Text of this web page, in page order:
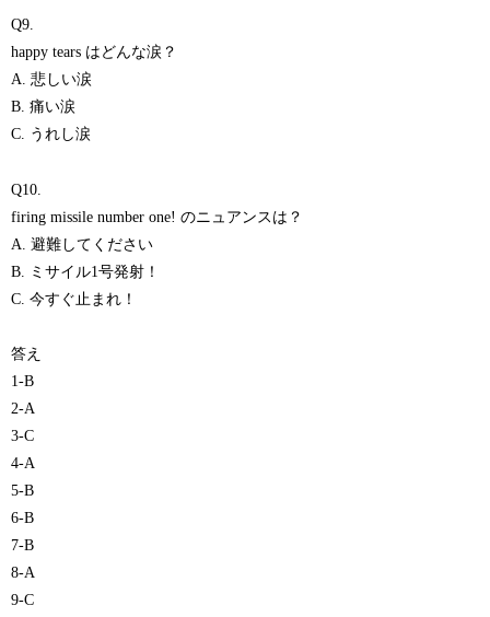
Q9.
happy tears はどんな涙？
A. 悲しい涙
B. 痛い涙
C. うれし涙
Q10.
firing missile number one! のニュアンスは？
A. 避難してください
B. ミサイル1号発射！
C. 今すぐ止まれ！
答え
1-B
2-A
3-C
4-A
5-B
6-B
7-B
8-A
9-C